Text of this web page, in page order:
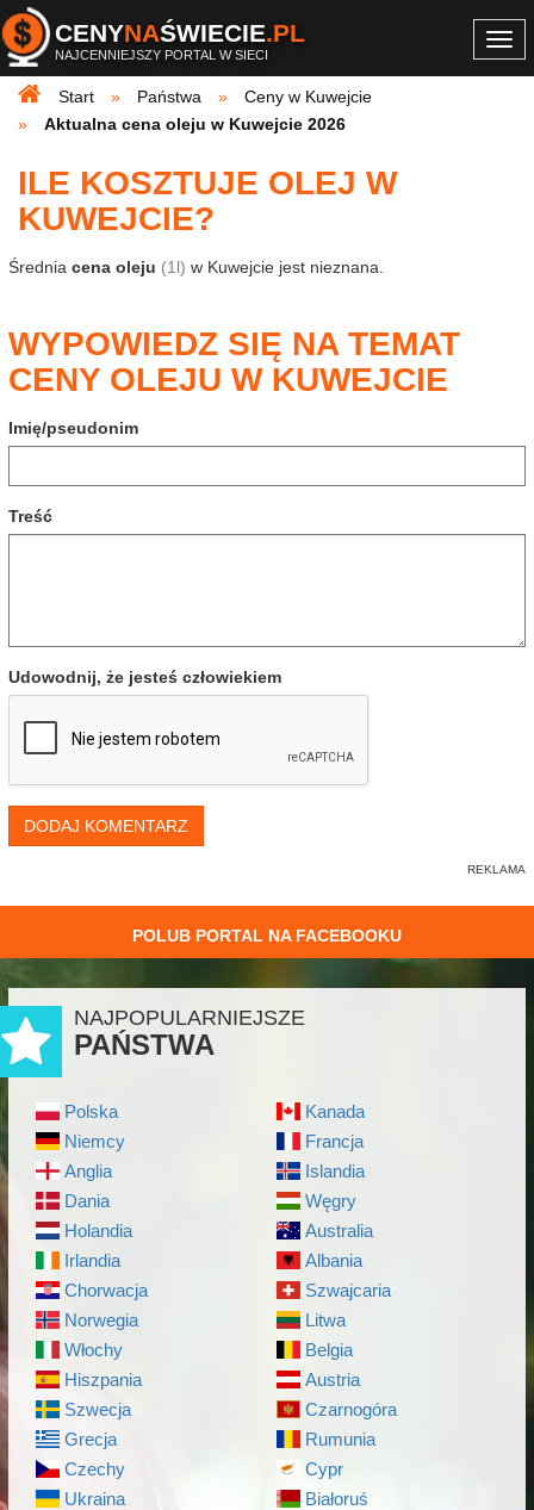
CENYNAŚWIECIE.PL
NAJCENNIEJSZY PORTAL W SIECI
Start
Państwa
Ceny w Kuwejcie
Aktualna cena oleju w Kuwejcie 2026
ILE KOSZTUJE OLEJ W
KUWEJCIE?
Średnia cena oleju (1l) w Kuwejcie jest nieznana.
WYPOWIEDZ SIĘ NA TEMAT
CENY OLEJU W KUWEJCIE
Imię/pseudonim
Treść
Udowodnij, że jesteś człowiekiem
DODAJ KOMENTARZ
POLUB PORTAL NA FACEBOOKU
NAJPOPULARNIEJSZE
PAŃSTWA
Polska
Niemcy
Anglia
Dania
Holandia
Irlandia
Chorwacja
Norwegia
Włochy
Hiszpania
Szwecja
Grecja
Czechy
Ukraina
Kanada
Francja
Islandia
Węgry
Australia
Albania
Szwajcaria
Litwa
Belgia
Austria
Czarnogóra
Rumunia
Cypr
Białoruś